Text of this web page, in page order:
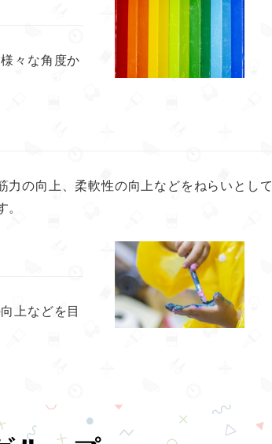
々な角度か
力の向上、柔軟性の向上などをねらいとして
上などを目